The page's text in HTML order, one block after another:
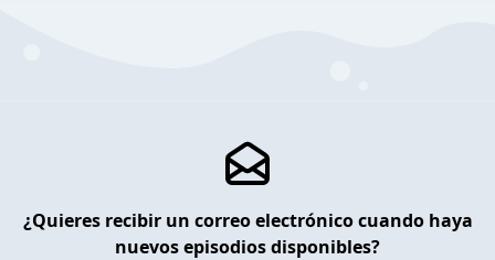
¿Quieres recibir un correo electrónico cuando haya
nuevos episodios disponibles?